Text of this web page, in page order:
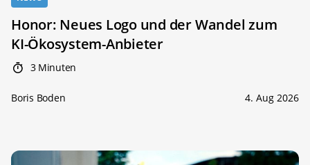
Honor: Neues Logo und der Wandel zum
KI-Ökosystem-Anbieter
3 Minuten
Boris Boden 4. Aug 2026